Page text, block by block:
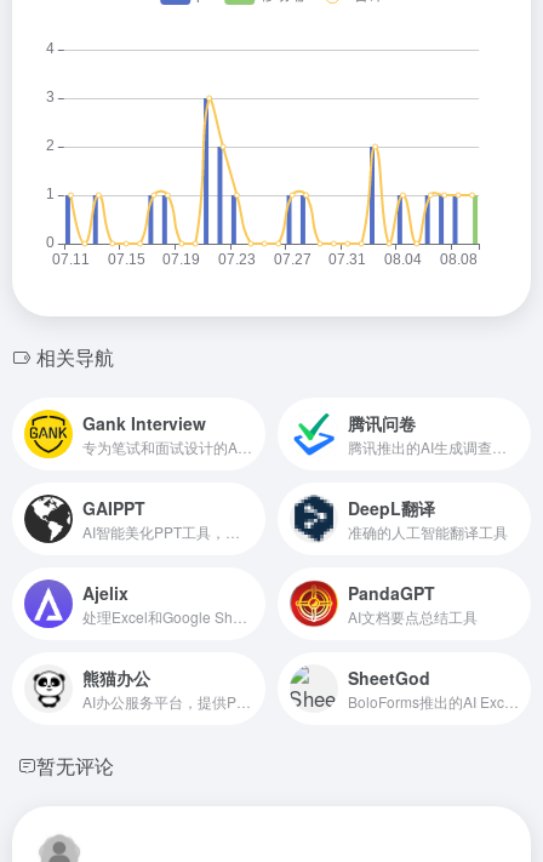
相关导航
Gank Interview 腾讯问卷
GAIPPT DeepL翻译
准确的人工智能翻译工具
Ajelix PandaGPT
AI文档要点总结工具
熊猫办公 SheetGod
暂无评论